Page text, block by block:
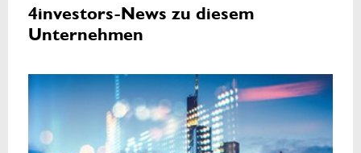
4investors-News zu diesem
Unternehmen